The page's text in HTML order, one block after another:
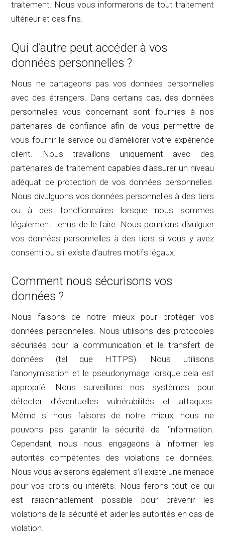
traitement. Nous vous informerons de tout traitement
ultérieur et ces fins.
Qui d’autre peut accéder à vos
données personnelles ?
Nous ne partageons pas vos données personnelles
avec des étrangers. Dans certains cas, des données
personnelles vous concernant sont fournies à nos
partenaires de confiance afin de vous permettre de
vous fournir le service ou d’améliorer votre expérience
client. Nous travaillons uniquement avec des
partenaires de traitement capables d’assurer un niveau
adéquat de protection de vos données personnelles.
Nous divulguons vos données personnelles à des tiers
ou à des fonctionnaires lorsque nous sommes
légalement tenus de le faire. Nous pourrions divulguer
vos données personnelles à des tiers si vous y avez
consenti ou s’il existe d’autres motifs légaux.
Comment nous sécurisons vos
données ?
Nous faisons de notre mieux pour protéger vos
données personnelles. Nous utilisons des protocoles
sécurisés pour la communication et le transfert de
données (tel que HTTPS). Nous utilisons
l’anonymisation et le pseudonymage lorsque cela est
approprié. Nous surveillons nos systèmes pour
détecter d’éventuelles vulnérabilités et attaques.
Même si nous faisons de notre mieux, nous ne
pouvons pas garantir la sécurité de l’information.
Cependant, nous nous engageons à informer les
autorités compétentes des violations de données.
Nous vous aviserons également s’il existe une menace
pour vos droits ou intérêts. Nous ferons tout ce qui
est raisonnablement possible pour prévenir les
violations de la sécurité et aider les autorités en cas de
violation.